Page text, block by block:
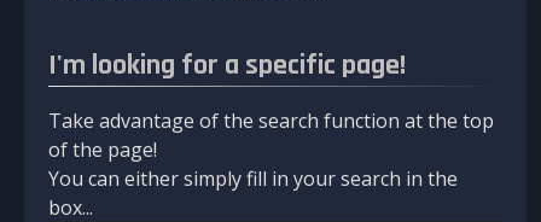
I'm looking for a specific page!
Take advantage of the search function at the top
of the page!
You can either simply fill in your search in the
box...